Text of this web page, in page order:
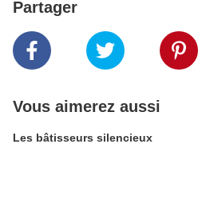
Partager
Vous aimerez aussi
Les bâtisseurs silencieux